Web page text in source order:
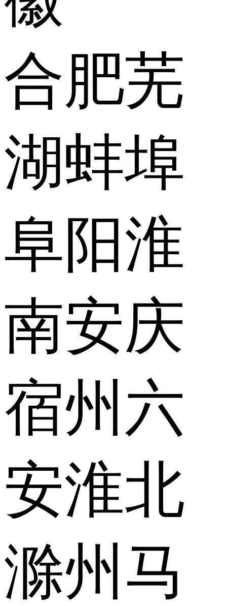
合肥芜
湖蚌埠
阜阳淮
南安庆
宿州 六
安淮北
滁州 马